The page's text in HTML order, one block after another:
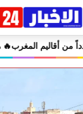
المغرب